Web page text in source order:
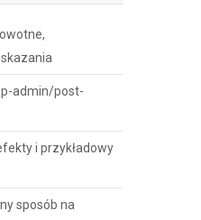
admin/post-
i przykładowy
sposób na